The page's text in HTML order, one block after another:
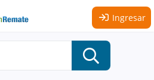
Ingresar